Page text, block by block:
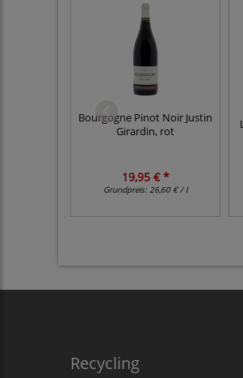
Bourgogne Pinot Noir Justin
Girardin, rot
19,95 € *
Grundpreis: 26,60 € / l
Recycling